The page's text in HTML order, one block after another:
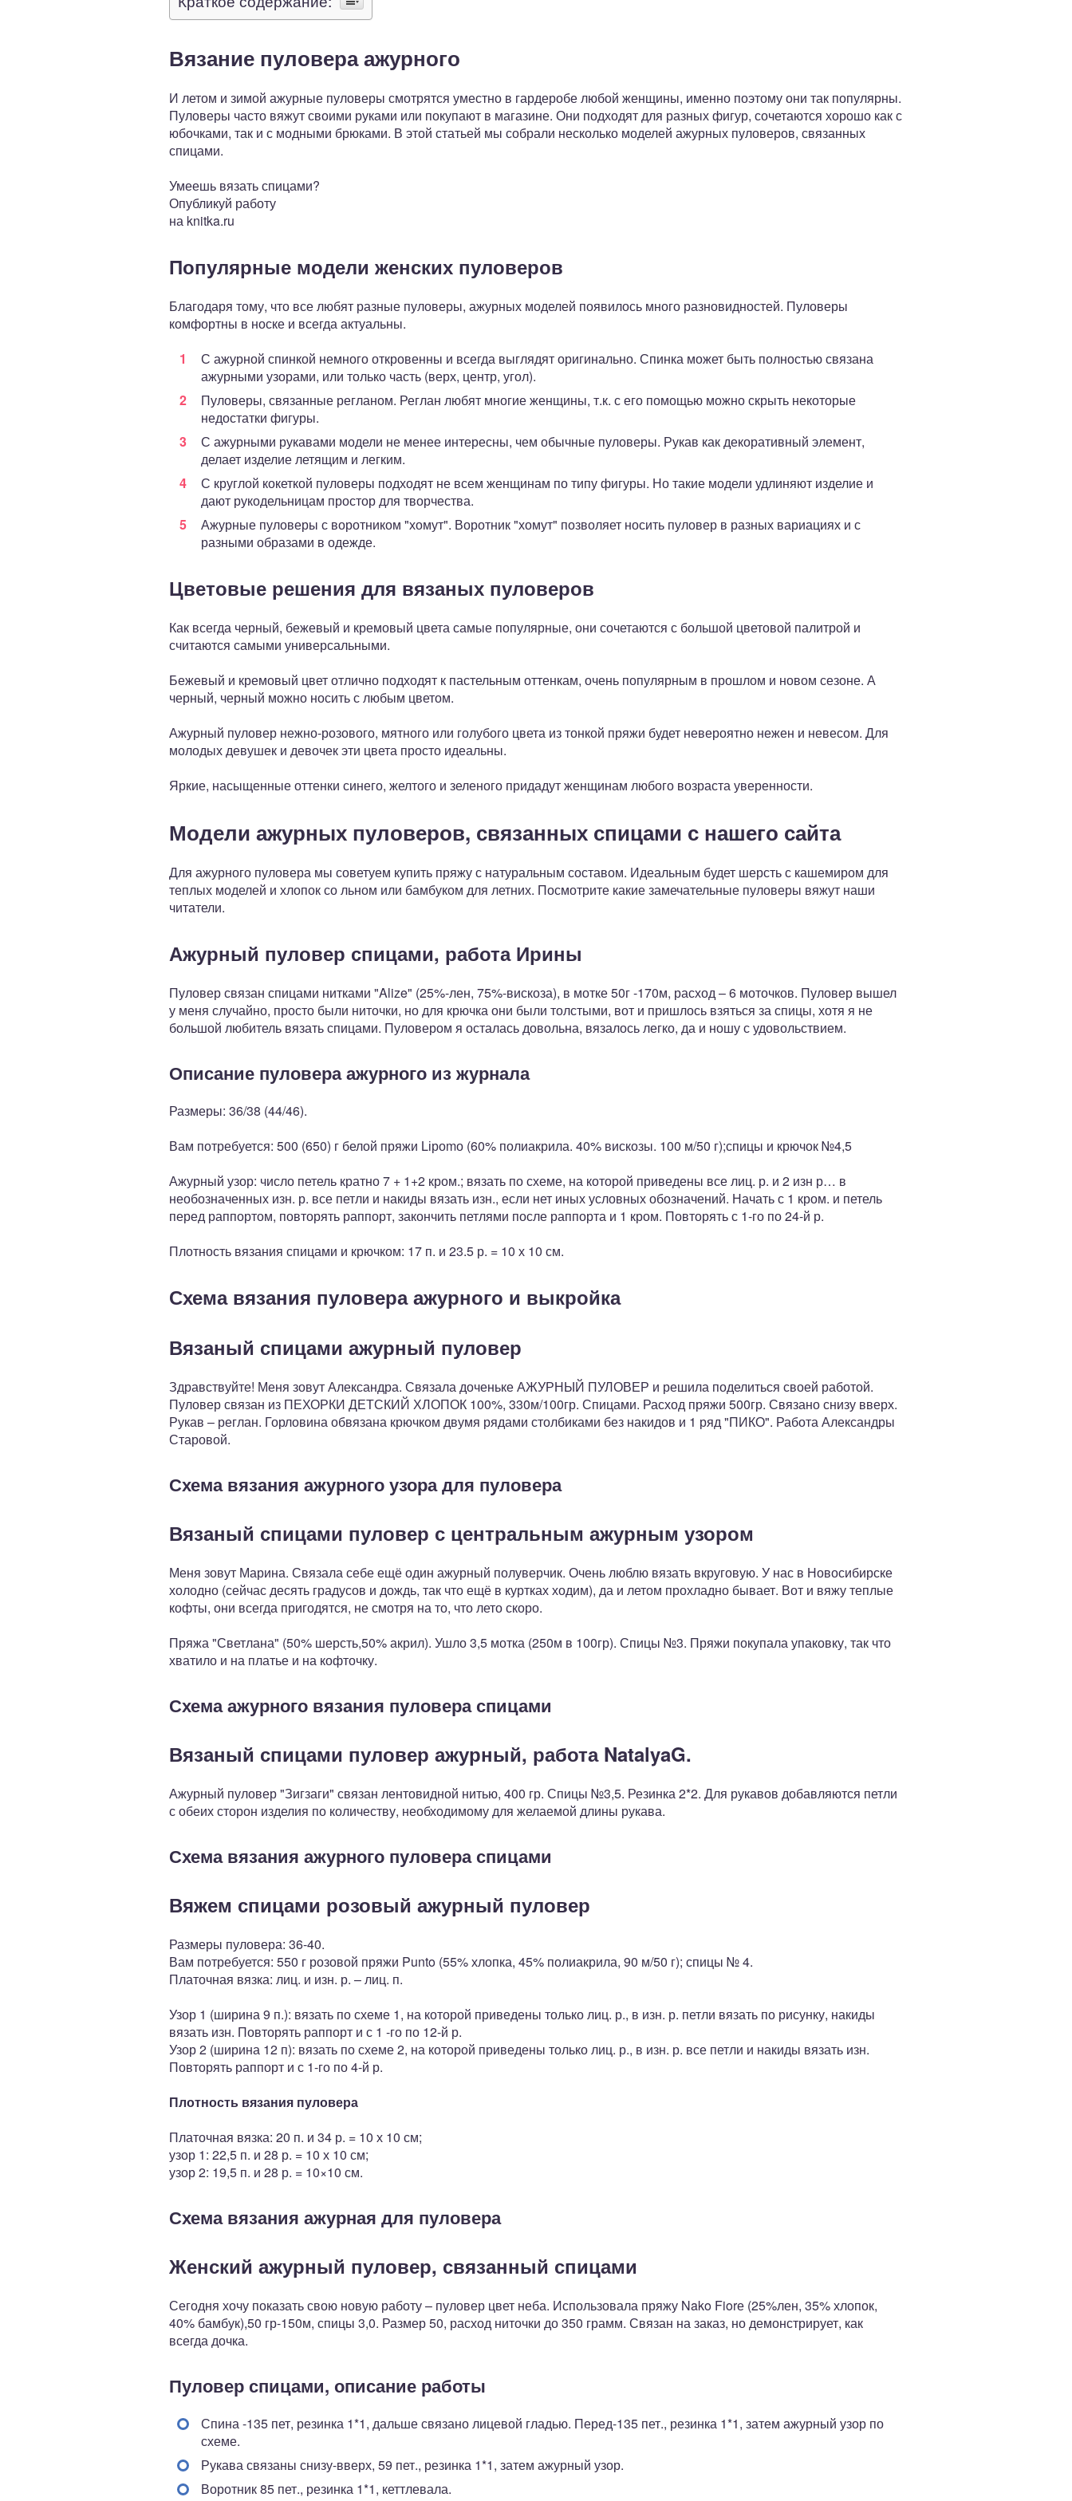
Вязание пуловера ажурного
И летом и зимой ажурные пуловеры смотрятся уместно в гардеробе любой женщины, именно поэтому они так популярны.
Пуловеры часто вяжут своими руками или покупают в магазине. Они подходят для разных фигур, сочетаются хорошо как с
юбочками, так и с модными брюками. В этой статьей мы собрали несколько моделей ажурных пуловеров, связанных
спицами.
Умеешь вязать спицами?
Опубликуй работу
на knitka.ru
Популярные модели женских пуловеров
Благодаря тому, что все любят разные пуловеры, ажурных моделей появилось много разновидностей. Пуловеры
комфортны в носке и всегда актуальны.
С ажурной спинкой немного откровенны и всегда выглядят оригинально. Спинка может быть полностью связана
ажурными узорами, или только часть (верх, центр, угол).
Пуловеры, связанные регланом. Реглан любят многие женщины, т.к. с его помощью можно скрыть некоторые
недостатки фигуры.
С ажурными рукавами модели не менее интересны, чем обычные пуловеры. Рукав как декоративный элемент,
делает изделие летящим и легким.
С круглой кокеткой пуловеры подходят не всем женщинам по типу фигуры. Но такие модели удлиняют изделие и
дают рукодельницам простор для творчества.
Ажурные пуловеры с воротником "хомут". Воротник "хомут" позволяет носить пуловер в разных вариациях и с
разными образами в одежде.
Цветовые решения для вязаных пуловеров
Как всегда черный, бежевый и кремовый цвета самые популярные, они сочетаются с большой цветовой палитрой и
считаются самыми универсальными.
Бежевый и кремовый цвет отлично подходят к пастельным оттенкам, очень популярным в прошлом и новом сезоне. А
черный, черный можно носить с любым цветом.
Ажурный пуловер нежно-розового, мятного или голубого цвета из тонкой пряжи будет невероятно нежен и невесом. Для
молодых девушек и девочек эти цвета просто идеальны.
Яркие, насыщенные оттенки синего, желтого и зеленого придадут женщинам любого возраста уверенности.
Модели ажурных пуловеров, связанных спицами с нашего сайта
Для ажурного пуловера мы советуем купить пряжу с натуральным составом. Идеальным будет шерсть с кашемиром для
теплых моделей и хлопок со льном или бамбуком для летних. Посмотрите какие замечательные пуловеры вяжут наши
читатели.
Ажурный пуловер спицами, работа Ирины
Пуловер связан спицами нитками "Alize" (25%-лен, 75%-вискоза), в мотке 50г -170м, расход – 6 моточков. Пуловер вышел
у меня случайно, просто были ниточки, но для крючка они были толстыми, вот и пришлось взяться за спицы, хотя я не
большой любитель вязать спицами. Пуловером я осталась довольна, вязалось легко, да и ношу с удовольствием.
Описание пуловера ажурного из журнала
Размеры: 36/38 (44/46).
Вам потребуется: 500 (650) г белой пряжи Lіроmо (60% полиакрила. 40% вискозы. 100 м/50 г);спицы и крючок №4,5
Ажурный узор: число петель кратно 7 + 1+2 кром.; вязать по схеме, на ко­торой приведены все лиц. р. и 2 изн р… в
необозначенных изн. р. все петли и накиды вязать изн., если нет иных условных обозначений. Начать с 1 кром. и петель
перед раппортом, повторять раппорт, закончить петлями после раппорта и 1 кром. Повторять с 1-го по 24-й р.
Плотность вязания спицами и крючком: 17 п. и 23.5 р. = 10 х 10 см.
Схема вязания пуловера ажурного и выкройка
Вязаный спицами ажурный пуловер
Здравствуйте! Меня зовут Александра. Связала доченьке АЖУРНЫЙ ПУЛОВЕР и решила поделиться своей работой.
Пуловер связан из ПЕХОРКИ ДЕТСКИЙ ХЛОПОК 100%, 330м/100гр. Спицами. Расход пряжи 500гр. Связано снизу вверх.
Рукав – реглан. Горловина обвязана крючком двумя рядами столбиками без накидов и 1 ряд "ПИКО". Работа Александры
Старовой.
Схема вязания ажурного узора для пуловера
Вязаный спицами пуловер с центральным ажурным узором
Меня зовут Марина. Связала себе ещё один ажурный полуверчик. Очень люблю вязать вкруговую. У нас в Новосибирске
холодно (сейчас десять градусов и дождь, так что ещё в куртках ходим), да и летом прохладно бывает. Вот и вяжу теплые
кофты, они всегда пригодятся, не смотря на то, что лето скоро.
Пряжа "Светлана" (50% шерсть,50% акрил). Ушло 3,5 мотка (250м в 100гр). Спицы №3. Пряжи покупала упаковку, так что
хватило и на платье и на кофточку.
Схема ажурного вязания пуловера спицами
Вязаный спицами пуловер ажурный, работа NatalyaG.
Ажурный пуловер "Зигзаги" связан лентовидной нитью, 400 гр. Спицы №3,5. Резинка 2*2. Для рукавов добавляются петли
с обеих сторон изделия по количеству, необходимому для желаемой длины рукава.
Схема вязания ажурного пуловера спицами
Вяжем спицами розовый ажурный пуловер
Размеры пуловера: 36-40.
Вам потребуется: 550 г розовой пря­жи Punto (55% хлопка, 45% поли­акрила, 90 м/50 г); спицы № 4.
Платочная вязка: лиц. и изн. р. – лиц. п.
Узор 1 (ширина 9 п.): вязать по схе­ме 1, на которой приведены толь­ко лиц. р., в изн. р. петли вязать по рисунку, накиды
вязать изн. Повто­рять раппорт и с 1 -го по 12-й р.
Узор 2 (ширина 12 п): вязать по схе­ме 2, на которой приведены толь­ко лиц. р., в изн. р. все петли и на­киды вязать изн.
Повторять раппорт и с 1-го по 4-й р.
Плотность вязания пуловера
Платочная вяз­ка: 20 п. и 34 р. = 10 х 10 см;
узор 1: 22,5 п. и 28 р. = 10 х 10 см;
узор 2: 19,5 п. и 28 р. = 10×10 см.
Схема вязания ажурная для пуловера
Женский ажурный пуловер, связанный спицами
Сегодня хочу показать свою новую работу – пуловер цвет неба. Использовала пряжу Nako Fiorе (25%лен, 35% хлопок,
40% бамбук),50 гр-150м, спицы 3,0. Размер 50, расход ниточки до 350 грамм. Связан на заказ, но демонстрирует, как
всегда дочка.
Пуловер спицами, описание работы
Спина -135 пет, резинка 1*1, дальше связано лицевой гладью. Перед-135 пет., резинка 1*1, затем ажурный узор по
схеме.
Рукава связаны снизу-вверх, 59 пет., резинка 1*1, затем ажурный узор.
Воротник 85 пет., резинка 1*1, кеттлевала.